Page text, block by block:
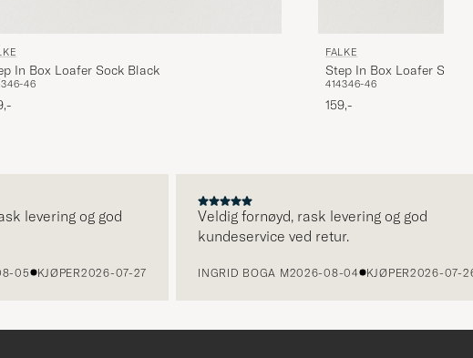
In Box Loafer Sock Black
46-46
FALKE
Step In Box Loafer Sock
414346-46
159,-
og god
KJØPER2026-07-27
Veldig fornøyd, rask levering og god
kundeservice ved retur.
INGRID BOGA M2026-08-04 KJØPER2026-07-26